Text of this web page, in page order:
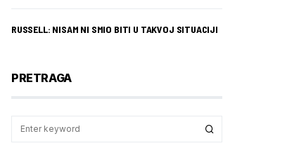
RUSSELL: NISAM NI SMIO BITI U TAKVOJ SITUACIJI
PRETRAGA